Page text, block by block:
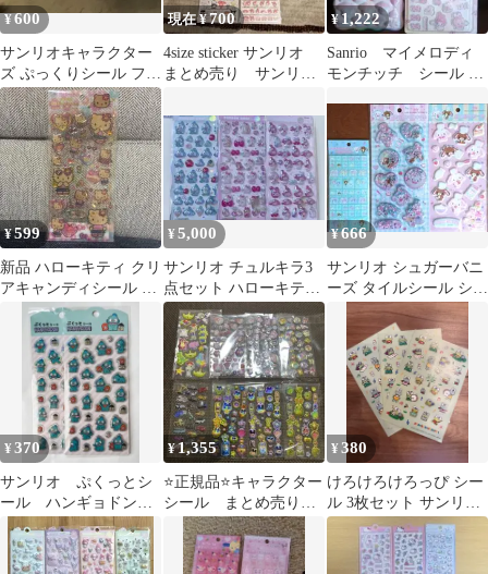
¥600
サンリオキャラクター
ズ ぷっくりシール フレ
ークシール まとめ売り
現在 ¥700
4size sticker サンリオ
まとめ売り サンリオ
¥1,222
Sanrio マイメロディ
モンチッチ シール 2
¥599
新品 ハローキティ クリ
アキャンディシール 日
焼けシリーズ サンリオ
¥5,000
サンリオ チュルキラ3
点セット ハローキティ
ハンギョドン マイメロ
¥666
サンリオ シュガーバニ
ーズ タイルシール シャ
カシャカシール ぷくぷ
くシール
¥370
サンリオ ぷくっとシ
ール ハンギョドン
ダイソー ２枚セット
¥1,355
⭐️正規品⭐️キャラクター
シール まとめ売り
訳あり
¥380
けろけろけろっぴ シー
ル 3枚セット サンリオ
レトロ